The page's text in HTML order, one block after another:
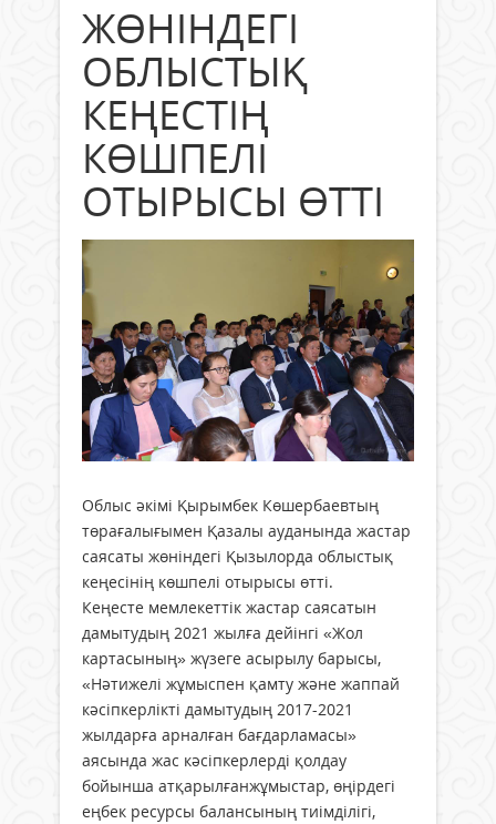
ЖӨНІНДЕГІ
ОБЛЫСТЫҚ
КЕҢЕСТІҢ
КӨШПЕЛІ
ОТЫРЫСЫ ӨТТІ
Облыс әкімі Қырымбек Көшербаевтың
төрағалығымен Қазалы ауданында жастар
саясаты жөніндегі Қызылорда облыстық
кеңесінің көшпелі отырысы өтті.
Кеңесте мемлекеттік жастар саясатын
дамытудың 2021 жылға дейінгі «Жол
картасының» жүзеге асырылу барысы,
«Нәтижелі жұмыспен қамту және жаппай
кәсіпкерлікті дамытудың 2017-2021
жылдарға арналған бағдарламасы»
аясында жас кәсіпкерлерді қолдау
бойынша атқарылғанжұмыстар, өңірдегі
еңбек ресурсы балансының тиімділігі,